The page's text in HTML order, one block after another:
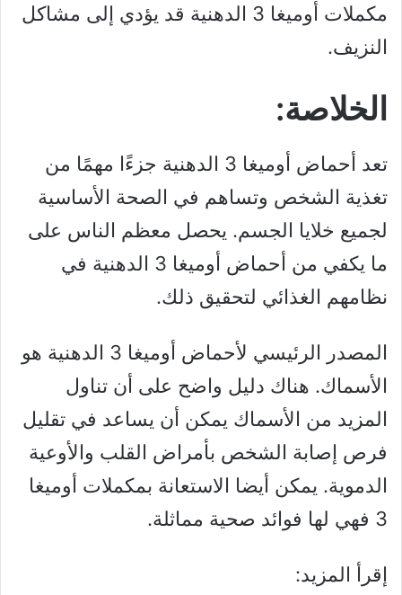
مكملات أوميغا 3 الدهنية قد يؤدي إلى مشاكل
النزيف.
الخلاصة:
تعد أحماض أوميغا 3 الدهنية جزءًا مهمًا من
تغذية الشخص وتساهم في الصحة الأساسية
لجميع خلايا الجسم. يحصل معظم الناس على
ما يكفي من أحماض أوميغا 3 الدهنية في
نظامهم الغذائي لتحقيق ذلك.
المصدر الرئيسي لأحماض أوميغا 3 الدهنية هو
الأسماك. هناك دليل واضح على أن تناول
المزيد من الأسماك يمكن أن يساعد في تقليل
فرص إصابة الشخص بأمراض القلب والأوعية
الدموية. يمكن أيضا الاستعانة بمكملات أوميغا
3 فهي لها فوائد صحية مماثلة.
إقرأ المزيد: